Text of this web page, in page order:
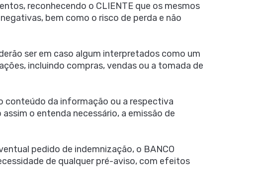
reconhecendo o CLIENTE que os mesmos
bem como o risco de perda e não
ser em caso algum interpretados como um
incluindo compras, vendas ou a tomada de
conteúdo da informação ou a respectiva
o entenda necessário, a emissão de
pedido de indemnização, o BANCO
de qualquer pré-aviso, com efeitos